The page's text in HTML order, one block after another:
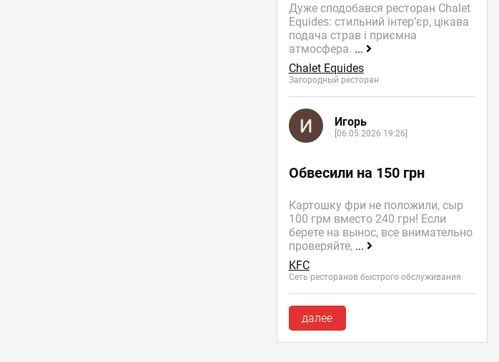
Дуже сподобався ресторан Chalet
Equides: стильний інтер’єр, цікава
подача страв і приємна
атмосфера. ...
Chalet Equides
Загородный ресторан
Игорь
[06.05.2026 19:26]
Обвесили на 150 грн
Картошку фри не положили, сыр
100 грм вместо 240 грн! Если
берете на вынос, все внимательно
проверяйте, ...
KFC
Сеть ресторанов быстрого обслуживания
далее